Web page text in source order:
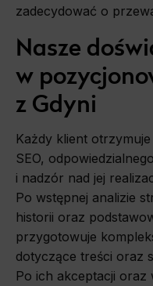
zadecydować o
Nasze
w
z Gdyni
Każdy klient
SEO,
i nadzór nad jej
Po wstępnej analizie
historii oraz
przygotowuje
dotyczące treści oraz
Po ich akceptacji